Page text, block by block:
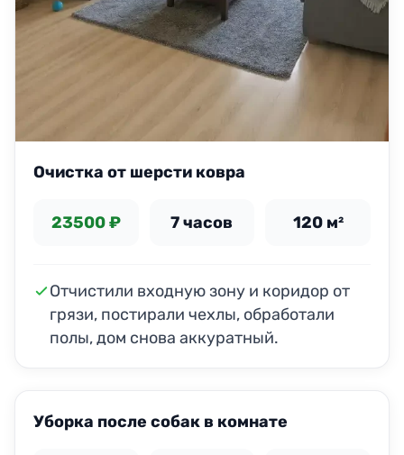
Очистка от шерсти ковра
23500 ₽ 7 часов 120 м²
Отчистили входную зону и коридор от
грязи, постирали чехлы, обработали
полы, дом снова аккуратный.
Уборка после собак в комнате